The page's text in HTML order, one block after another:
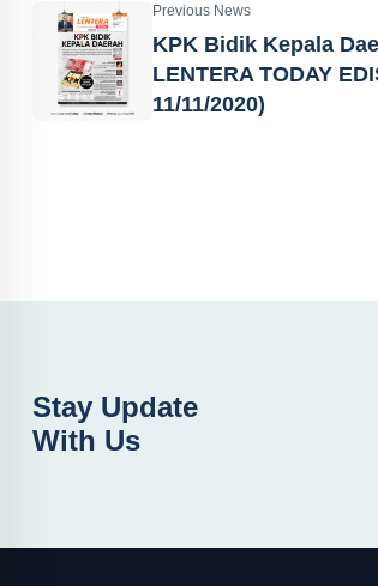
Previous News
KPK Bidik Kepala
LENTERA TODAY
11/11/2020)
Stay Update
With Us